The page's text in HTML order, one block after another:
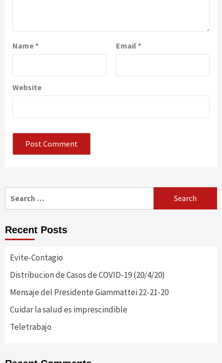
Name* Email *
Website
for:
Recent Posts
Evite-Contagio
Distribucion de Casos de COVID-19 (20/4/20)
Mensaje del Presidente Giammattei 22-21-20
Cuidar la salud es imprescindible
Teletrabajo